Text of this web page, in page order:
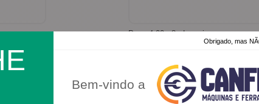
Obrigado, mas
Bem-vindo a
Pneu 4.00 - 8 - Levorin
Produto Sob Encomenda